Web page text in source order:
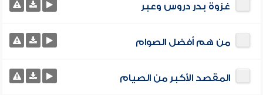
غزوة بدر دروس وعبر
من هم أفضل الصوام
المقصد الأكبر من الصيام